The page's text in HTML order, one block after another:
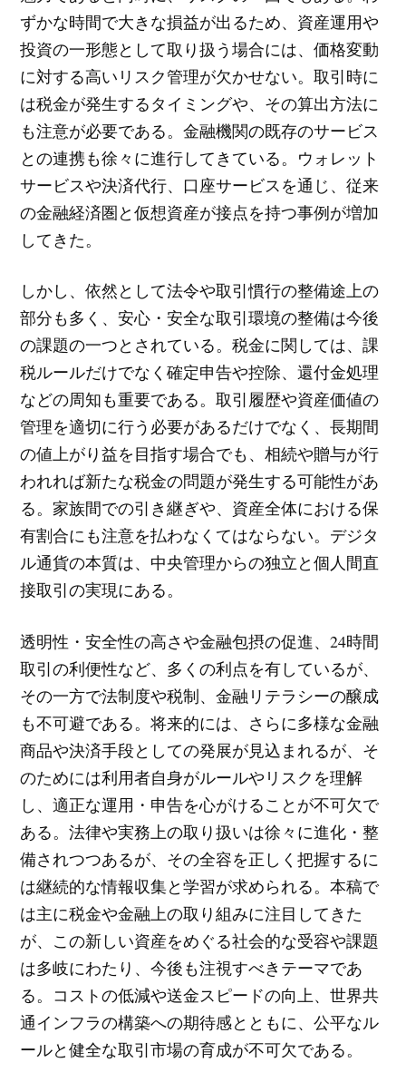
ずかな時間で大きな損益が出るため、資産運用や
投資の一形態として取り扱う場合には、価格変動
に対する高いリスク管理が欠かせない。取引時に
は税金が発生するタイミングや、その算出方法に
も注意が必要である。金融機関の既存のサービス
との連携も徐々に進行してきている。ウォレット
サービスや決済代行、口座サービスを通じ、従来
の金融経済圏と仮想資産が接点を持つ事例が増加
してきた。
しかし、依然として法令や取引慣行の整備途上の
部分も多く、安心・安全な取引環境の整備は今後
の課題の一つとされている。税金に関しては、課
税ルールだけでなく確定申告や控除、還付金処理
などの周知も重要である。取引履歴や資産価値の
管理を適切に行う必要があるだけでなく、長期間
の値上がり益を目指す場合でも、相続や贈与が行
われれば新たな税金の問題が発生する可能性があ
る。家族間での引き継ぎや、資産全体における保
有割合にも注意を払わなくてはならない。デジタ
ル通貨の本質は、中央管理からの独立と個人間直
接取引の実現にある。
透明性・安全性の高さや金融包摂の促進、24時間
取引の利便性など、多くの利点を有しているが、
その一方で法制度や税制、金融リテラシーの醸成
も不可避である。将来的には、さらに多様な金融
商品や決済手段としての発展が見込まれるが、そ
のためには利用者自身がルールやリスクを理解
し、適正な運用・申告を心がけることが不可欠で
ある。法律や実務上の取り扱いは徐々に進化・整
備されつつあるが、その全容を正しく把握するに
は継続的な情報収集と学習が求められる。本稿で
は主に税金や金融上の取り組みに注目してきた
が、この新しい資産をめぐる社会的な受容や課題
は多岐にわたり、今後も注視すべきテーマであ
る。コストの低減や送金スピードの向上、世界共
通インフラの構築への期待感とともに、公平なル
ールと健全な取引市場の育成が不可欠である。